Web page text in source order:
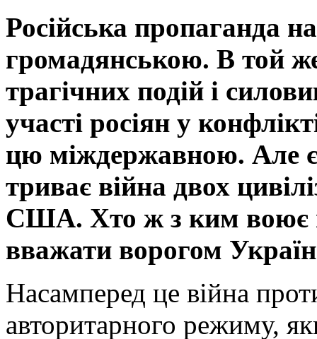
Російська пропаганда
громадянською. В той
трагічних подій і
участі росіян у
цю міждержавною. Але
триває війна двох
США. Хто ж з ким воює
вважати ворогом
Насамперед це війна
авторитарного режиму,